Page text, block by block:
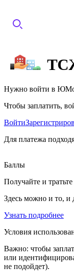
Нужно войти в
Чтобы заплатить,
Войти
Для платежа
Баллы
Получайте и
Здесь можно и то, и
Узнать подробнее
Условия
Важно: чтобы
или
не подойдет).